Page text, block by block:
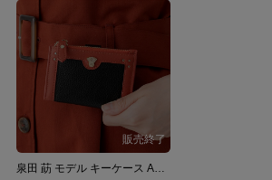
泉田 莇 モデル キーケース A3! 秋組